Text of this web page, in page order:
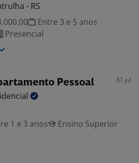
- RS
Entre 3 e 5 anos
Presencial
Pessoal 31 jul
1 e 3 anos
Ensino Superior